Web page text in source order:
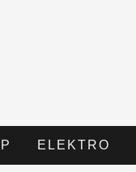
ELEKTRO